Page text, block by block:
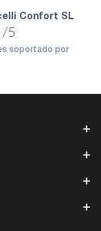
Confort SL
/5
soportado por